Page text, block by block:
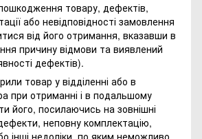
товару, дефектів,
або невідповідності замовлення
від його отримання, вказавши в
причину відмови та виявлений
дефектів).
товар у відділенні або в
при отриманні і в подальшому
його, посилаючись на зовнішні
неповну комплектацію,